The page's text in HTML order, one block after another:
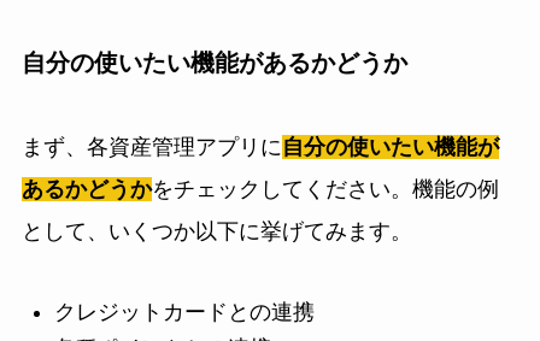
自分の使いたい機能があるかどうか
まず、各資産管理アプリに自分の使いたい機能が
あるかどうかをチェックしてください。機能の例
として、いくつか以下に挙げてみます。
クレジットカードとの連携